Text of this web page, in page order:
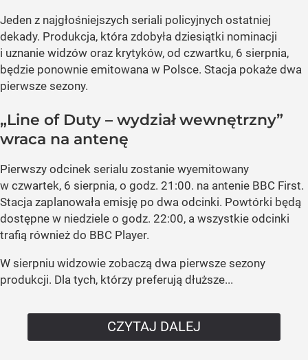
Jeden z najgłośniejszych seriali policyjnych ostatniej
dekady. Produkcja, która zdobyła dziesiątki nominacji
i uznanie widzów oraz krytyków, od czwartku, 6 sierpnia,
będzie ponownie emitowana w Polsce. Stacja pokaże dwa
pierwsze sezony.
„Line of Duty – wydział wewnętrzny”
wraca na antenę
Pierwszy odcinek serialu zostanie wyemitowany
w czwartek, 6 sierpnia, o godz. 21:00. na antenie BBC First.
Stacja zaplanowała emisję po dwa odcinki. Powtórki będą
dostępne w niedziele o godz. 22:00, a wszystkie odcinki
trafią również do BBC Player.
W sierpniu widzowie zobaczą dwa pierwsze sezony
produkcji. Dla tych, którzy preferują dłuższe...
CZYTAJ DALEJ